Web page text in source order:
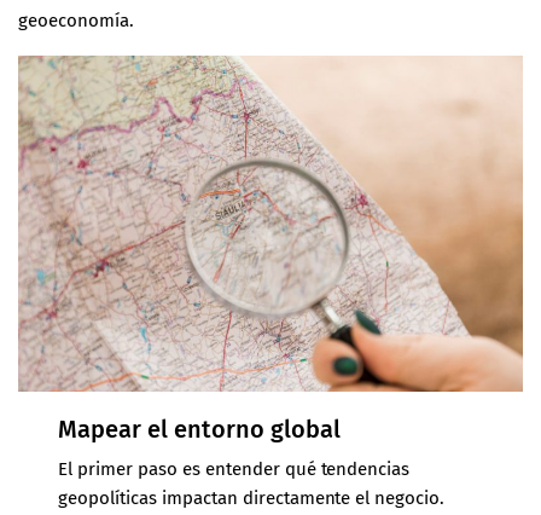
geoeconomía.
Mapear el entorno global
El primer paso es entender qué tendencias
geopolíticas impactan directamente el negocio.